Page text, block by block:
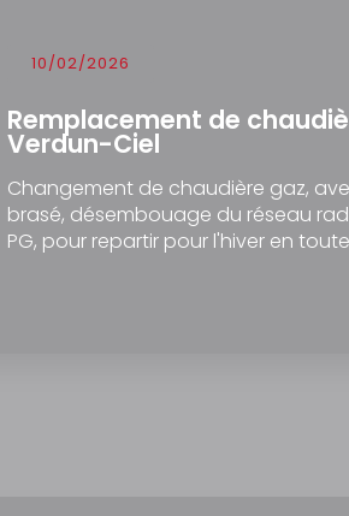
10/02/2026
Remplacement de
Verdun-Ciel
Changement de chaudière gaz,
brasé, désembouage du réseau
PG, pour repartir pour l'hiver en